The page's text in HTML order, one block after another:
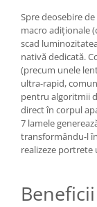
Spre deosebire
macro adiționale
scad
nativă dedicată.
(precum unele
ultra-rapid,
pentru algoritmii
direct în corpul
7 lamele
transformându-l
realizeze portrete